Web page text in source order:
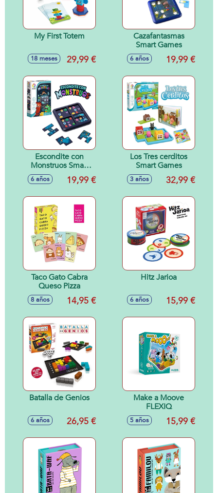
My First Totem
18 meses 29,99 €
Cazafantasmas
Smart Games
6 años 19,99 €
Escondite con
Monstruos Smart
Games
6 años 19,99 €
Los Tres cerditos
Smart Games
3 años 32,99 €
Taco Gato Cabra
Queso Pizza
8 años 14,95 €
Hitz Jarioa
6 años 15,99 €
Batalla de Genios
6 años 26,95 €
Make a Moove
FLEXIQ
5 años 15,99 €